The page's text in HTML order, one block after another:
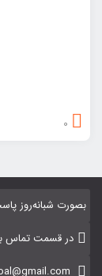
بصورت شبانه‌روز
در قسمت تماس